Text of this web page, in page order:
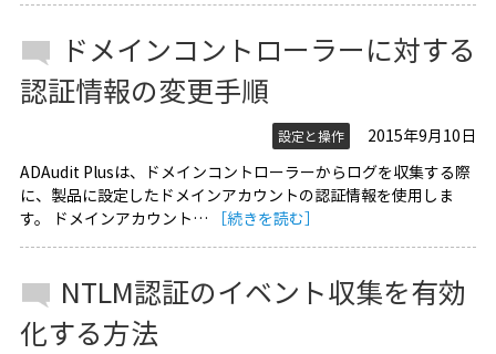
ドメインコントローラーに対する
認証情報の変更手順
設定と操作
2015年9月10日
ADAudit Plusは、ドメインコントローラーからログを収集する際
に、製品に設定したドメインアカウントの認証情報を使用しま
す。 ドメインアカウント…
［続きを読む］
NTLM認証のイベント収集を有効
化する方法